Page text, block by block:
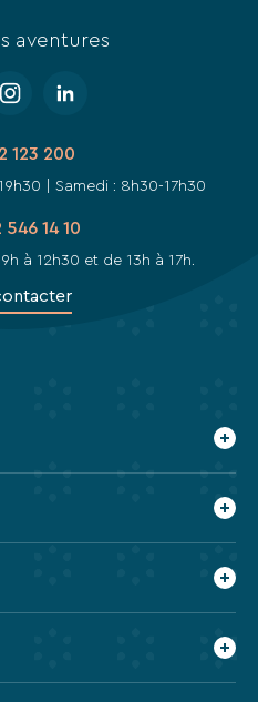
aventures
123 200
| Samedi : 8h30-17h30
546 14 10
à 12h30 et de 13h à 17h.